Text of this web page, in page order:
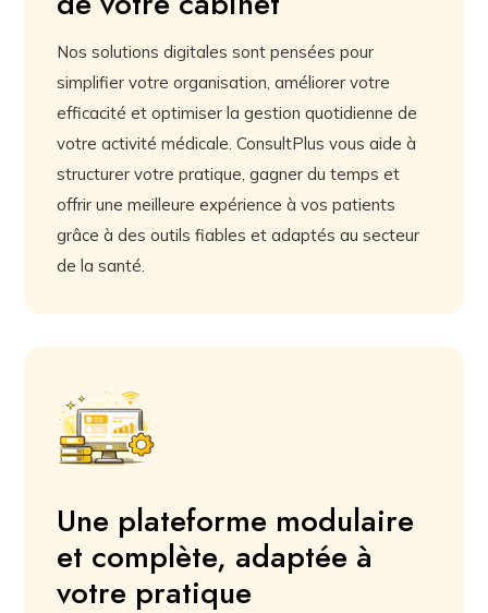
Nos solutions digitales sont pensées pour
simplifier votre organisation, améliorer votre
efficacité et optimiser la gestion quotidienne de
votre activité médicale. ConsultPlus vous aide à
structurer votre pratique, gagner du temps et
offrir une meilleure expérience à vos patients
grâce à des outils fiables et adaptés au secteur
de la santé.
Une plateforme modulaire
et complète, adaptée à
votre pratique